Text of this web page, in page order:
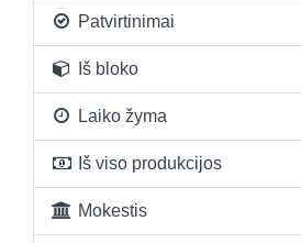
Patvirtinimai
Iš bloko
Laiko žyma
Iš viso produkcijos
Mokestis